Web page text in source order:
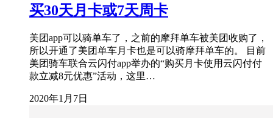
买30天月卡或7天周卡
美团app可以骑单车了，之前的摩拜单车被美团收购了，
所以开通了美团单车月卡也是可以骑摩拜单车的。 目前
美团骑车联合云闪付app举办的“购买月卡使用云闪付付
款立减8元优惠”活动，这里…
2020年1月7日